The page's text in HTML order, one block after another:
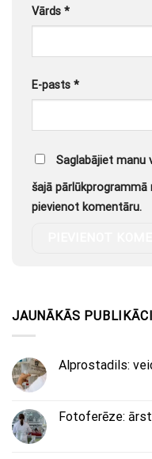
Vārds *
E-pasts *
Saglabājiet manu
šajā pārlūkprogrammā
pievienot komentāru.
JAUNĀKĀS
Alprostadils:
Fotoferēze: